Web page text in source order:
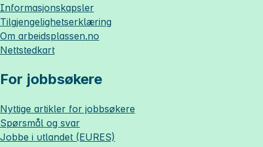
Informasjonskapsler
Tilgjengelighetserklæring
Om arbeidsplassen.no
Nettstedkart
For jobbsøkere
Nyttige artikler for jobbsøkere
Spørsmål og svar
Jobbe i utlandet (EURES)